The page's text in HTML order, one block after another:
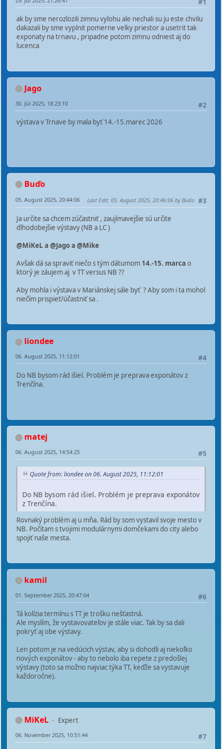
#1
ak by sme nerozlozili zimnu vylohu ale nechali su ju este chvilu
dakazali by sme vyplnit pomerne velky priestor a usetrit tak
exponaty na trnavu , pripadne potom zimnu odniest aj do
lucenca
Jago
#2
30. Júl 2025, 18:23:10
výstava v Trnave by mala byť 14.-15.marec 2026
Buďo
#3
05. August 2025, 20:44:06 Last Edit: 05. August 2025, 20:46:06 by Buďo
Ja určite sa chcem zúčastniť , zaujímavejšie sú určite
dlhodobejšie výstavy (NB a LC )
@MiKeL a @Jago a @Mike
Avšak dá sa spraviť niečo s tým dátumom 14.-15. marca o
ktorý je záujem aj v TT versus NB ??
Aby mohla i výstava v Mariánskej sále byť ? Aby som i ta mohol
niečím prispieť/účastniť sa .
liondee
#4
06. August 2025, 11:12:01
Do NB bysom rád išiel. Problém je preprava exponátov z
Trenčína.
matej
#5
06. August 2025, 14:54:25
Quote from: liondee on 06. August 2025, 11:12:01
Do NB bysom rád išiel. Problém je preprava exponátov
z Trenčína.
Rovnaký problém aj u mňa. Rád by som vystavil svoje mesto v
NB. Počítam s tvojimi modulárnymi domčekami do city alebo
spojiť naše mesta.
kamil
#6
01. September 2025, 20:47:04
Tá kolízia termínu s TT je trošku nešťastná.
Ale myslím, že vystavovateľov je stále viac. Tak by sa dali
pokryť aj obe výstavy.
Len potom je na vedúcich výstav, aby si dohodli aj niekoľko
nových exponátov - aby to nebolo iba repete z predošlej
výstavy (toto sa možno najviac týka TT, keďže sa vystavuje
každoročne).
MiKeL
Expert
#7
06. November 2025, 10:51:44